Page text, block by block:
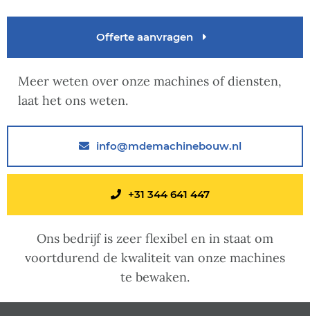
Offerte aanvragen
Meer weten over onze machines of diensten,
laat het ons weten.
info@mdemachinebouw.nl
+31 344 641 447
Ons bedrijf is zeer flexibel en in staat om
voortdurend de kwaliteit van onze machines
te bewaken.